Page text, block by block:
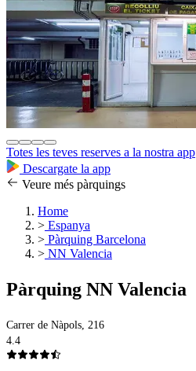
Totes les teves reserves a la nostra app
Descargate la app
Veure més pàrquings
Home
> Espanya
> Pàrquing Barcelona
> NN Valencia
Pàrquing NN Valencia
Carrer de Nàpols, 216
4.4